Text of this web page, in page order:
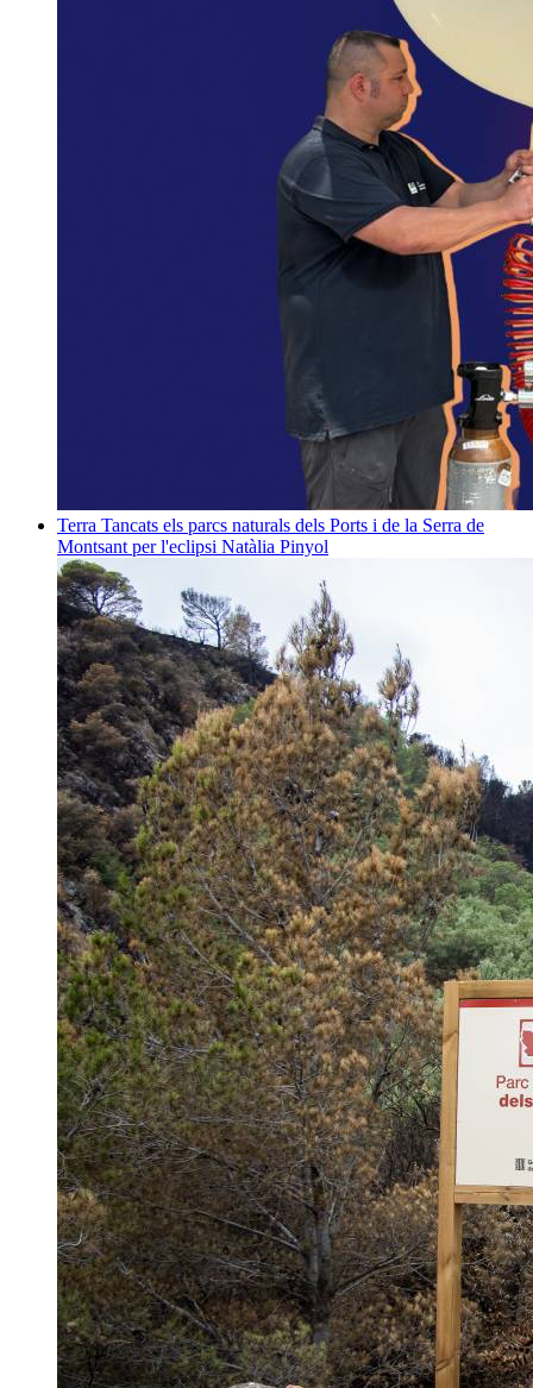
Terra Tancats els parcs naturals dels Ports i de la Serra de
Montsant per l'eclipsi Natàlia Pinyol